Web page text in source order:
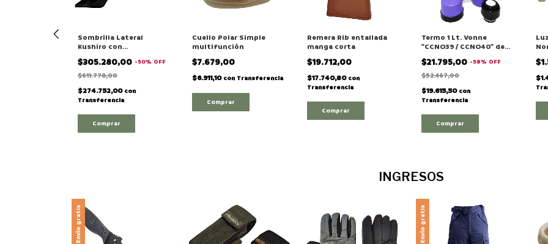
Sombrilla Lateral
Kushiro con
contrapesos "FSLI-
A3MN"
$305.280,00 -50% OFF
$611.778,00
$274.752,00 con
Transferencia
Cuello Polar Simple
multifunción
$7.679,00
$6.911,10 con Transferencia
Comprar
Remera Rib entallada
manga corta
$19.712,00
$17.740,80 con
Transferencia
Comprar
Termo 1 Lt. Vonne
"CCNO39 / CCNO40" de
Ac. Inox
$21.795,00 -58% OFF
$52.467,00
$19.615,50 con
Transferencia
Comprar
INGRESOS
Envío gratis Envío gratis